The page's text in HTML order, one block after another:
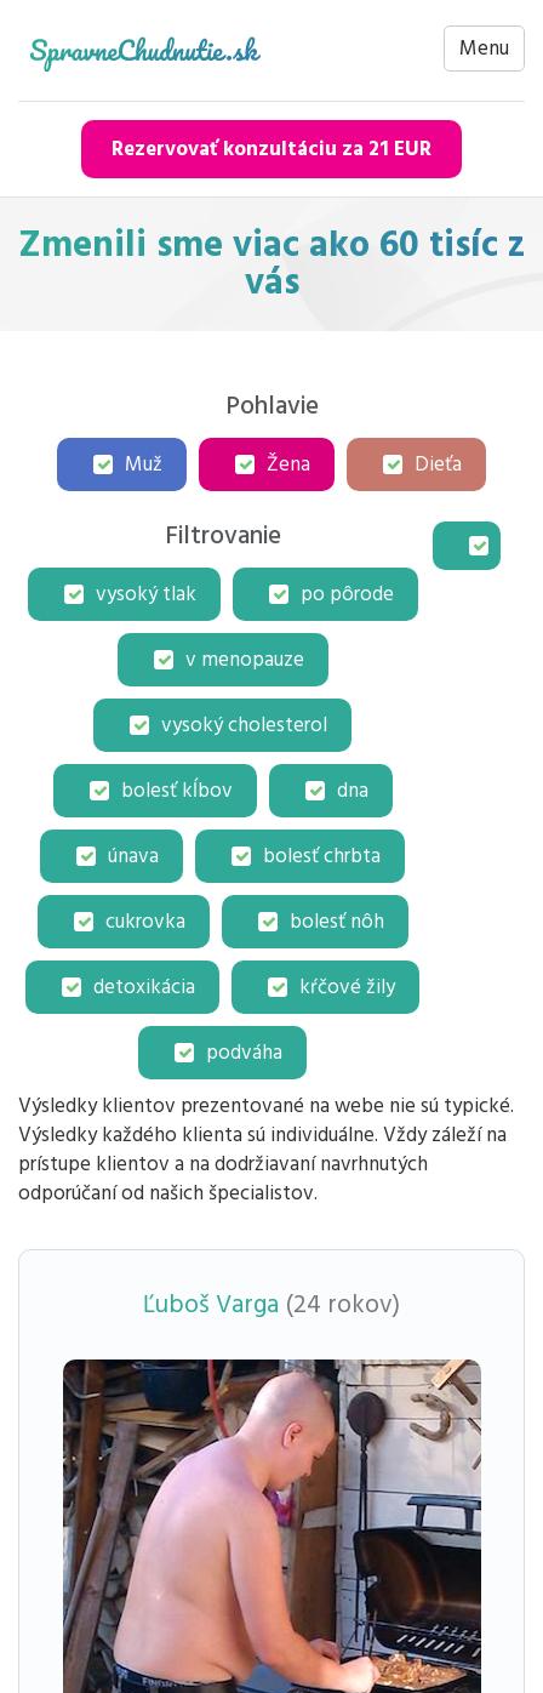
Menu
Rezervovať konzultáciu za 21 EUR
Zmenili sme viac ako 60 tisíc z
vás
Pohlavie
Muž Žena Dieťa
Filtrovanie
vysoký tlak po pôrode
v menopauze
vysoký cholesterol
bolesť kĺbov dna
únava bolesť chrbta
cukrovka bolesť nôh
detoxikácia kŕčové žily
podváha
Výsledky klientov prezentované na webe nie sú typické.
Výsledky každého klienta sú individuálne. Vždy záleží na
prístupe klientov a na dodržiavaní navrhnutých
odporúčaní od našich špecialistov.
Ľuboš Varga (24 rokov)